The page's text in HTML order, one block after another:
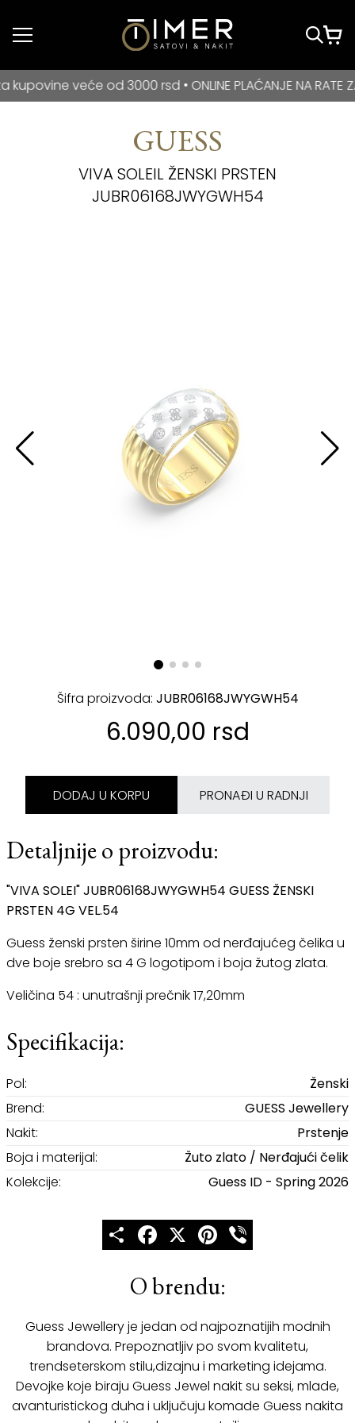
Idi do glavnog
BESPLATNA DOSTAVA za kupovine veće od 3000 rsd •
veće od 3000 rsd • ONLINE PLAĆANJE NA RATE ZA
GUESS
VIVA SOLEIL ŽENSKI PRSTEN
JUBR06168JWYGWH54
Šifra proizvoda: JUBR06168JWYGWH54
6.090,00 rsd
DODAJ U KORPU PRONAĐI U RADNJI
Detaljnije o proizvodu:
"VIVA SOLEI" JUBR06168JWYGWH54 GUESS ŽENSKI
PRSTEN 4G VEL.54
Guess ženski prsten širine 10mm od nerđajućeg čelika u
dve boje srebro sa 4 G logotipom i boja žutog zlata.
Veličina 54 : unutrašnji prečnik 17,20mm
Specifikacija:
Pol:
Ženski
Brend:
GUESS Jewellery
Nakit:
Prstenje
Boja i materijal:
Žuto zlato / Nerđajući čelik
Kolekcije:
Guess ID - Spring 2026
ShareFacebook
X Pinterest
O brendu:
Guess Jewellery je jedan od najpoznatijih modnih
brandova. Prepoznatljiv po svom kvalitetu,
trendseterskom stilu,dizajnu i marketing idejama.
Devojke koje biraju Guess Jewel nakit su seksi, mlade,
avanturistickog duha i uključuju komade Guess nakita